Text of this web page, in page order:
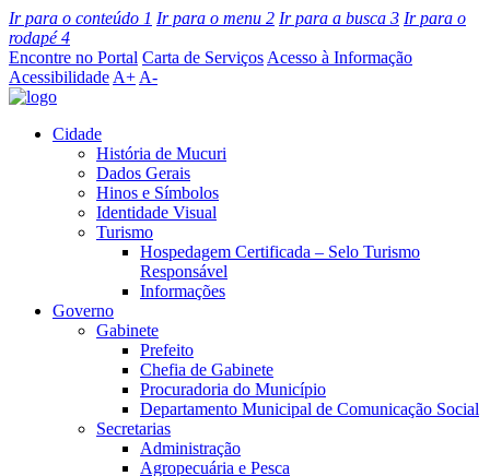
Ir para o conteúdo 1 Ir para o menu 2 Ir para a busca 3 Ir para o
rodapé4
Encontre no Portal Carta de Serviços Acesso à Informação
Acessibilidade A+ A-
Cidade
História de Mucuri
Dados Gerais
Hinos e Símbolos
Identidade Visual
Turismo
Hospedagem Certificada – Selo Turismo
Responsável
Informações
Governo
Gabinete
Prefeito
Chefia de Gabinete
Procuradoria do Município
Departamento Municipal de Comunicação Social
Secretarias
Administração
Agropecuária e Pesca